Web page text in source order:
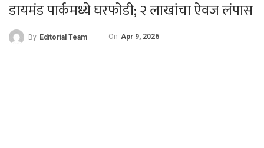
डायमंड पार्कमध्ये घरफोडी; २ लाखांचा ऐवज लंपास
By Editorial Team On Apr 9, 2026